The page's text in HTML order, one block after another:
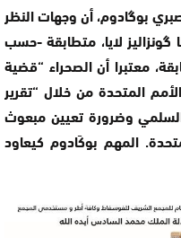
صبري بوگادوم، أن وجهات النظر
گونزاليز لايا، متطابقة -حسب
معتبرا أن الصحراء “قضية
المتحدة من خلال “تقرير
السلمي وضرورة تعيين مبعوث
المهم بوكَادوم كيعاود